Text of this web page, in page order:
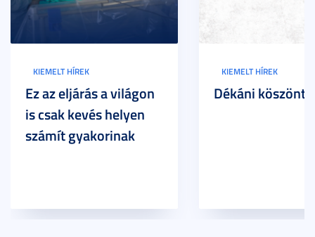
KIEMELT HÍREK
Ez az eljárás a világon
is csak kevés helyen
számít gyakorinak
KIEMELT HÍREK
Dékáni köszöntő